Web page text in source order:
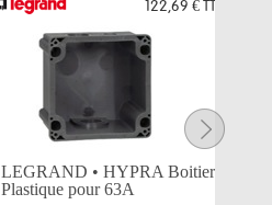
122,69 € TTC
LEGRAND • HYPRA Boitier
Plastique pour 63A